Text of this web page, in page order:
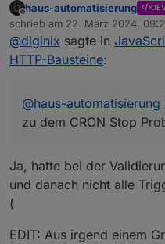
Muss zZt aufpassen,
7.9.4 ändere damit
Offline
haus-automatisierung
schrieb am 22. März 2024,
zuletzt editiert von haus-
@diginix sagte in
HTTP-Bausteine:
@haus-automatisierung
zu dem CRON Stop
Ja, hatte bei der
und danach nicht alle
(
EDIT: Aus irgend einem